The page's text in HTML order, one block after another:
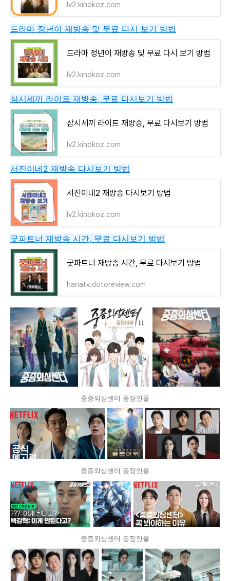
lv2.kinokoz.com
드라마 정년이 재방송 및 무료 다시 보기 방법
드라마 정년이 재방송 및 무료 다시 보기 방법
lv2.kinokoz.com
삼시세끼 라이트 재방송, 무료 다시보기 방법
삼시세끼 라이트 재방송, 무료 다시보기 방법
lv2.kinokoz.com
서진이네2 재방송 다시보기 방법
서진이네2 재방송 다시보기 방법
lv2.kinokoz.com
굿파트너 재방송 시간, 무료 다시보기 방법
굿파트너 재방송 시간, 무료 다시보기 방법
hanatv.dotoreview.com
중증외상센터 등장인물
중증외상센터 등장인물
중증외상센터 등장인물